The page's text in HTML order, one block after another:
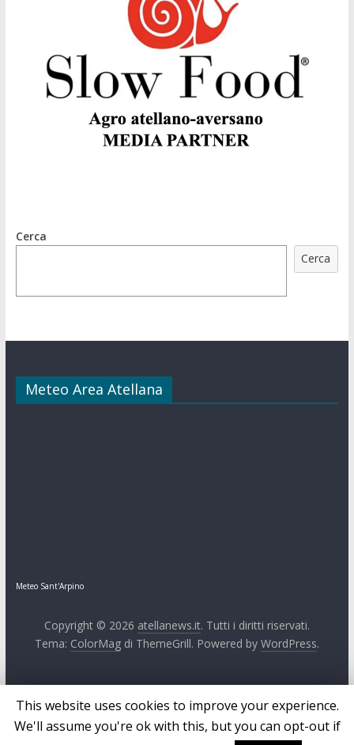
Cerca
Cerca
Meteo Area Atellana
Meteo Sant'Arpino
Copyright © 2026 atellanews.it. Tutti i diritti riservati.
Tema: ColorMagdi ThemeGrill. Powered by WordPress.
This website uses cookies to improve your experience.
We'll assume you're ok with this, but you can opt-out if